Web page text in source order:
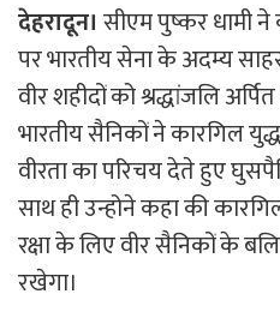
देहरादून। सीएम पुष्कर धामी
पर भारतीय सेना के अदम्य
वीर शहीदों को श्रद्धांजलि
भारतीय सैनिकों ने कारगिल
वीरता का परिचय देते हुए
साथ ही उन्होने कहा की
रक्षा के लिए वीर सैनिकों के
रखेगा।